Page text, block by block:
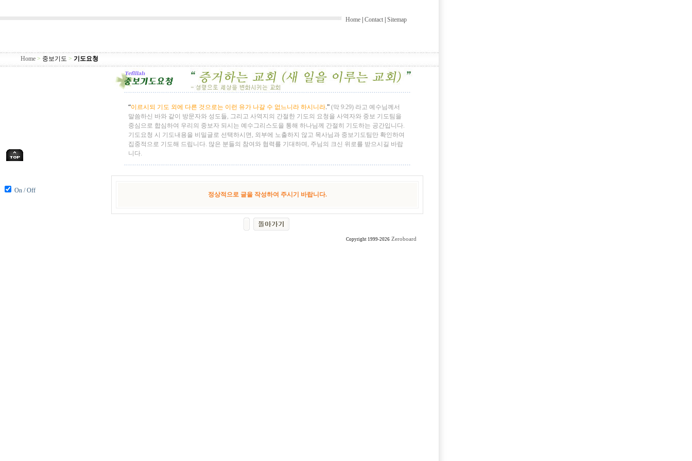
On / Off
Home Contact Sitemap
Home > 중보기도 > 기도요청
“이르시되 기도 외에 다른 것으로는 이런 유가 나갈 수 없느니라 하시니라.” (막 9:29) 라고 예수님께서
말씀하신 바와 같이 방문자와 성도들, 그리고 사역지의 간절한 기도의 요청을 사역자와 중보 기도팀을
중심으로 합심하여 우리의 중보자 되시는 예수그리스도을 통해 하나님께 간절히 기도하는 공간입니다.
기도요청 시 기도내용을 비밀글로 선택하시면, 외부에 노출하지 않고 목사님과 중보기도팀만 확인하여
집중적으로 기도해 드립니다. 많은 분들의 참여와 협력를 기대하며, 주님의 크신 위로를 받으시길 바랍
니다.
정상적으로 글을 작성하여 주시기 바랍니다.
Copyright 1999-2026 Zeroboard